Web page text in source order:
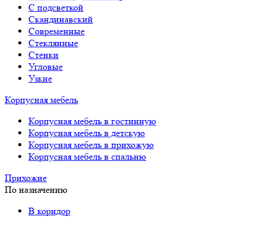
С подсветкой
Скандинавский
Современные
Стеклянные
Стенки
Угловые
Узкие
Корпусная мебель
Корпусная мебель в гостинную
Корпусная мебель в детскую
Корпусная мебель в прихожую
Корпусная мебель в спальню
Прихожие
По назначению
В коридор